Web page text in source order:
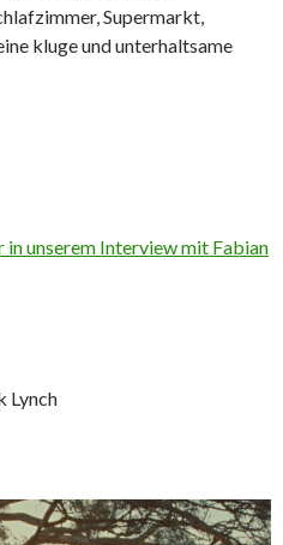
Supermarkt,
kluge und unterhaltsame
unserem Interview mit Fabian
Lynch